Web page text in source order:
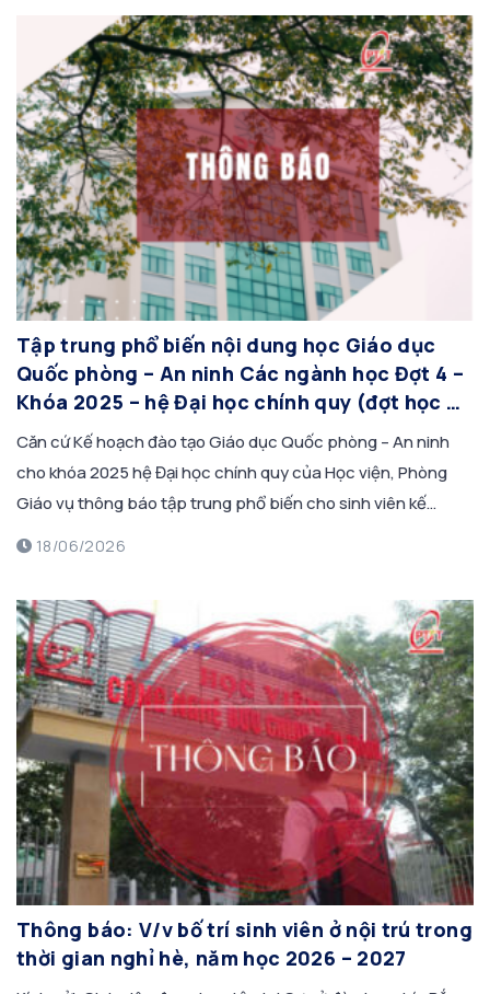
Tập trung phổ biến nội dung học Giáo dục
Quốc phòng – An ninh Các ngành học Đợt 4 –
Khóa 2025 – hệ Đại học chính quy (đợt học 06
– 26/07/2026)
Căn cứ Kế hoạch đào tạo Giáo dục Quốc phòng – An ninh
cho khóa 2025 hệ Đại học chính quy của Học viện, Phòng
Giáo vụ thông báo tập trung phổ biến cho sinh viên kế
hoạch tổ chức học tập, một số quy định học phần Giáo dục
18/06/2026
Thông báo: V/v bố trí sinh viên ở nội trú trong
thời gian nghỉ hè, năm học 2026 – 2027